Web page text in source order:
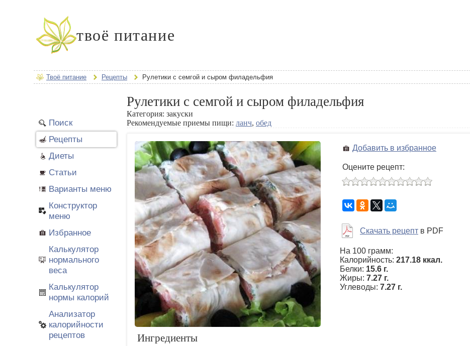
твоё питание
Твоё питание Рецепты Рулетики с семгой и сыром филадельфия
Поиск
Рецепты
Диеты
Статьи
Варианты меню
Конструктор
меню
Избранное
Калькулятор
нормального
веса
Калькулятор
нормы калорий
Анализатор
калорийности
рецептов
Рулетики с семгой и сыром филадельфия
Категория: закуски
Рекомендуемые приемы пищи: ланч, обед
Добавить в избранное
Оцените рецепт:
Скачать рецепт в PDF
На 100 грамм:
Калорийность: 217.18 ккал.
Белки: 15.6 г.
Жиры: 7.27 г.
Углеводы: 7.27 г.
Ингредиенты